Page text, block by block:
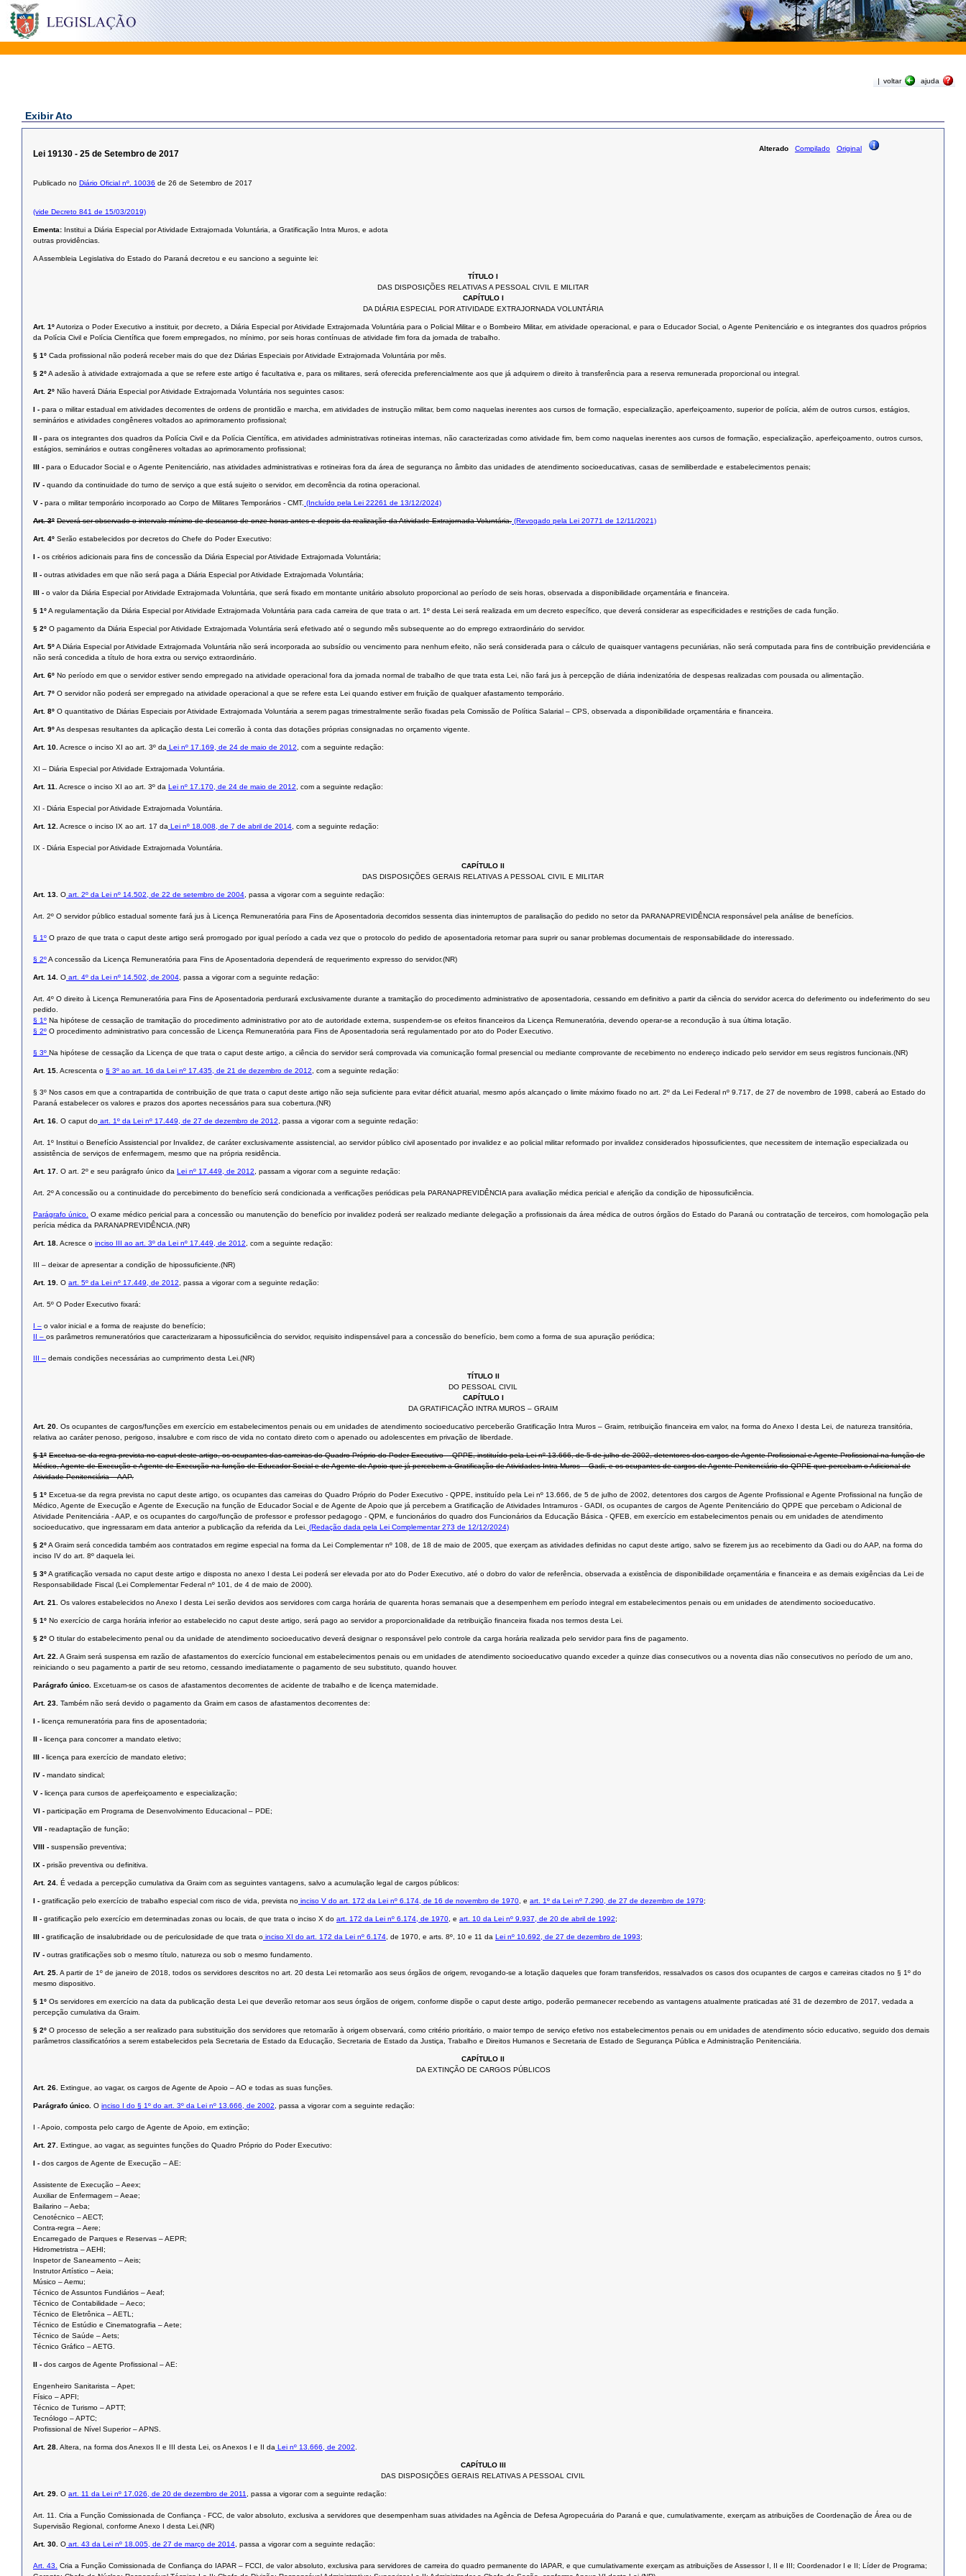
| voltar ajuda
Exibir Ato
Alterado Compilado Original
Lei 19130 - 25 de Setembro de 2017
Publicado no Diário Oficial nº. 10036 de 26 de Setembro de 2017
(vide Decreto 841 de 15/03/2019)
Ementa: Institui a Diária Especial por Atividade Extrajornada Voluntária, a Gratificação Intra Muros, e adota
outras providências.
A Assembleia Legislativa do Estado do Paraná decretou e eu sanciono a seguinte lei:
TÍTULO I
DAS DISPOSIÇÕES RELATIVAS A PESSOAL CIVIL E MILITAR
CAPÍTULO I
DA DIÁRIA ESPECIAL POR ATIVIDADE EXTRAJORNADA VOLUNTÁRIA
Art. 1ºAutoriza o Poder Executivo a instituir, por decreto, a Diária Especial por Atividade Extrajornada Voluntária para o Policial Militar e o Bombeiro Militar, em atividade operacional, e para o Educador Social, o Agente Penitenciário e os integrantes dos quadros próprios
da Polícia Civil e Polícia Científica que forem empregados, no mínimo, por seis horas contínuas de atividade fim fora da jornada de trabalho.
§ 1º Cada profissional não poderá receber mais do que dez Diárias Especiais por Atividade Extrajornada Voluntária por mês.
§ 2ºA adesão à atividade extrajornada a que se refere este artigo é facultativa e, para os militares, será oferecida preferencialmente aos que já adquirem o direito à transferência para a reserva remunerada proporcional ou integral.
Art. 2º Não haverá Diária Especial por Atividade Extrajornada Voluntária nos seguintes casos:
I - para o militar estadual em atividades decorrentes de ordens de prontidão e marcha, em atividades de instrução militar, bem como naquelas inerentes aos cursos de formação, especialização, aperfeiçoamento, superior de polícia, além de outros cursos, estágios,
seminários e atividades congêneres voltados ao aprimoramento profissional;
II - para os integrantes dos quadros da Polícia Civil e da Polícia Científica, em atividades administrativas rotineiras internas, não caracterizadas como atividade fim, bem como naquelas inerentes aos cursos de formação, especialização, aperfeiçoamento, outros cursos,
estágios, seminários e outras congêneres voltadas ao aprimoramento profissional;
III - para o Educador Social e o Agente Penitenciário, nas atividades administrativas e rotineiras fora da área de segurança no âmbito das unidades de atendimento socioeducativas, casas de semiliberdade e estabelecimentos penais;
IV - quando da continuidade do turno de serviço a que está sujeito o servidor, em decorrência da rotina operacional.
V - para o militar temporário incorporado ao Corpo de Militares Temporários - CMT. (Incluído pela Lei 22261 de 13/12/2024)
Art. 3º Deverá ser observado o intervalo mínimo de descanso de onze horas antes e depois da realização da Atividade Extrajornada Voluntária. (Revogado pela Lei 20771 de 12/11/2021)
Art. 4º Serão estabelecidos por decretos do Chefe do Poder Executivo:
I - os critérios adicionais para fins de concessão da Diária Especial por Atividade Extrajornada Voluntária;
II - outras atividades em que não será paga a Diária Especial por Atividade Extrajornada Voluntária;
III - o valor da Diária Especial por Atividade Extrajornada Voluntária, que será fixado em montante unitário absoluto proporcional ao período de seis horas, observada a disponibilidade orçamentária e financeira.
§ 1ºA regulamentação da Diária Especial por Atividade Extrajornada Voluntária para cada carreira de que trata o art. 1º desta Lei será realizada em um decreto específico, que deverá considerar as especificidades e restrições de cada função.
§ 2º O pagamento da Diária Especial por Atividade Extrajornada Voluntária será efetivado até o segundo mês subsequente ao do emprego extraordinário do servidor.
Art. 5ºA Diária Especial por Atividade Extrajornada Voluntária não será incorporada ao subsídio ou vencimento para nenhum efeito, não será considerada para o cálculo de quaisquer vantagens pecuniárias, não será computada para fins de contribuição previdenciária e
não será concedida a título de hora extra ou serviço extraordinário.
Art. 6º No período em que o servidor estiver sendo empregado na atividade operacional fora da jornada normal de trabalho de que trata esta Lei, não fará jus à percepção de diária indenizatória de despesas realizadas com pousada ou alimentação.
Art. 7º O servidor não poderá ser empregado na atividade operacional a que se refere esta Lei quando estiver em fruição de qualquer afastamento temporário.
Art. 8º O quantitativo de Diárias Especiais por Atividade Extrajornada Voluntária a serem pagas trimestralmente serão fixadas pela Comissão de Política Salarial – CPS, observada a disponibilidade orçamentária e financeira.
Art. 9ºAs despesas resultantes da aplicação desta Lei correrão à conta das dotações próprias consignadas no orçamento vigente.
Art. 10.Acresce o inciso XI ao art. 3º da Lei nº 17.169, de 24 de maio de 2012, com a seguinte redação:
XI – Diária Especial por Atividade Extrajornada Voluntária.
Art. 11.Acresce o inciso XI ao art. 3º da Lei nº 17.170, de 24 de maio de 2012, com a seguinte redação:
XI - Diária Especial por Atividade Extrajornada Voluntária.
Art. 12.Acresce o inciso IX ao art. 17 da Lei nº 18.008, de 7 de abril de 2014, com a seguinte redação:
IX - Diária Especial por Atividade Extrajornada Voluntária.
CAPÍTULO II
DAS DISPOSIÇÕES GERAIS RELATIVAS A PESSOAL CIVIL E MILITAR
Art. 13. O art. 2º da Lei nº 14.502, de 22 de setembro de 2004, passa a vigorar com a seguinte redação:
Art. 2º O servidor público estadual somente fará jus à Licença Remuneratória para Fins de Aposentadoria decorridos sessenta dias ininterruptos de paralisação do pedido no setor da PARANAPREVIDÊNCIA responsável pela análise de benefícios.
§ 1º O prazo de que trata o caput deste artigo será prorrogado por igual período a cada vez que o protocolo do pedido de aposentadoria retornar para suprir ou sanar problemas documentais de responsabilidade do interessado.
§ 2ºA concessão da Licença Remuneratória para Fins de Aposentadoria dependerá de requerimento expresso do servidor.(NR)
Art. 14. O art. 4º da Lei nº 14.502, de 2004, passa a vigorar com a seguinte redação:
Art. 4º O direito à Licença Remuneratória para Fins de Aposentadoria perdurará exclusivamente durante a tramitação do procedimento administrativo de aposentadoria, cessando em definitivo a partir da ciência do servidor acerca do deferimento ou indeferimento do seu
pedido.
§ 1º Na hipótese de cessação de tramitação do procedimento administrativo por ato de autoridade externa, suspendem-se os efeitos financeiros da Licença Remuneratória, devendo operar-se a recondução à sua última lotação.
§ 2º O procedimento administrativo para concessão de Licença Remuneratória para Fins de Aposentadoria será regulamentado por ato do Poder Executivo.
§ 3º Na hipótese de cessação da Licença de que trata o caput deste artigo, a ciência do servidor será comprovada via comunicação formal presencial ou mediante comprovante de recebimento no endereço indicado pelo servidor em seus registros funcionais.(NR)
Art. 15.Acrescenta o § 3º ao art. 16 da Lei nº 17.435, de 21 de dezembro de 2012, com a seguinte redação:
§ 3º Nos casos em que a contrapartida de contribuição de que trata o caput deste artigo não seja suficiente para evitar déficit atuarial, mesmo após alcançado o limite máximo fixado no art. 2º da Lei Federal nº 9.717, de 27 de novembro de 1998, caberá ao Estado do
Paraná estabelecer os valores e prazos dos aportes necessários para sua cobertura.(NR)
Art. 16. O caput do art. 1º da Lei nº 17.449, de 27 de dezembro de 2012, passa a vigorar com a seguinte redação:
Art. 1º Institui o Benefício Assistencial por Invalidez, de caráter exclusivamente assistencial, ao servidor público civil aposentado por invalidez e ao policial militar reformado por invalidez considerados hipossuficientes, que necessitem de internação especializada ou
assistência de serviços de enfermagem, mesmo que na própria residência.
Art. 17. O art. 2º e seu parágrafo único da Lei nº 17.449, de 2012, passam a vigorar com a seguinte redação:
Art. 2º A concessão ou a continuidade do percebimento do benefício será condicionada a verificações periódicas pela PARANAPREVIDÊNCIA para avaliação médica pericial e aferição da condição de hipossuficiência.
Parágrafo único. O exame médico pericial para a concessão ou manutenção do benefício por invalidez poderá ser realizado mediante delegação a profissionais da área médica de outros órgãos do Estado do Paraná ou contratação de terceiros, com homologação pela
perícia médica da PARANAPREVIDÊNCIA.(NR)
Art. 18.Acresce o inciso III ao art. 3º da Lei nº 17.449, de 2012, com a seguinte redação:
III – deixar de apresentar a condição de hipossuficiente.(NR)
Art. 19. O art. 5º da Lei nº 17.449, de 2012, passa a vigorar com a seguinte redação:
Art. 5º O Poder Executivo fixará:
I – o valor inicial e a forma de reajuste do benefício;
II – os parâmetros remuneratórios que caracterizaram a hipossuficiência do servidor, requisito indispensável para a concessão do benefício, bem como a forma de sua apuração periódica;
III – demais condições necessárias ao cumprimento desta Lei.(NR)
TÍTULO II
DO PESSOAL CIVIL
CAPÍTULO I
DA GRATIFICAÇÃO INTRA MUROS – GRAIM
Art. 20. Os ocupantes de cargos/funções em exercício em estabelecimentos penais ou em unidades de atendimento socioeducativo perceberão Gratificação Intra Muros – Graim, retribuição financeira em valor, na forma do Anexo I desta Lei, de natureza transitória,
relativa ao caráter penoso, perigoso, insalubre e com risco de vida no contato direto com o apenado ou adolescentes em privação de liberdade.
§ 1º Excetua-se da regra prevista no caput deste artigo, os ocupantes das carreiras do Quadro Próprio do Poder Executivo – QPPE, instituído pela Lei nº 13.666, de 5 de julho de 2002, detentores dos cargos de Agente Profissional e Agente Profissional na função de
Médico, Agente de Execução e Agente de Execução na função de Educador Social e de Agente de Apoio que já percebem a Gratificação de Atividades Intra Muros – Gadi, e os ocupantes de cargos de Agente Penitenciário do QPPE que percebam o Adicional de
Atividade Penitenciária – AAP.
§ 1º Excetua-se da regra prevista no caput deste artigo, os ocupantes das carreiras do Quadro Próprio do Poder Executivo - QPPE, instituído pela Lei nº 13.666, de 5 de julho de 2002, detentores dos cargos de Agente Profissional e Agente Profissional na função de
Médico, Agente de Execução e Agente de Execução na função de Educador Social e de Agente de Apoio que já percebem a Gratificação de Atividades Intramuros - GADI, os ocupantes de cargos de Agente Penitenciário do QPPE que percebam o Adicional de
Atividade Penitenciária - AAP, e os ocupantes do cargo/função de professor e professor pedagogo - QPM, e funcionários do quadro dos Funcionários da Educação Básica - QFEB, em exercício em estabelecimentos penais ou em unidades de atendimento
socioeducativo, que ingressaram em data anterior a publicação da referida da Lei. (Redação dada pela Lei Complementar 273 de 12/12/2024)
§ 2ºA Graim será concedida também aos contratados em regime especial na forma da Lei Complementar nº 108, de 18 de maio de 2005, que exerçam as atividades definidas no caput deste artigo, salvo se fizerem jus ao recebimento da Gadi ou do AAP, na forma do
inciso IV do art. 8º daquela lei.
§ 3ºA gratificação versada no caput deste artigo e disposta no anexo I desta Lei poderá ser elevada por ato do Poder Executivo, até o dobro do valor de referência, observada a existência de disponibilidade orçamentária e financeira e as demais exigências da Lei de
Responsabilidade Fiscal (Lei Complementar Federal nº 101, de 4 de maio de 2000).
Art. 21. Os valores estabelecidos no Anexo I desta Lei serão devidos aos servidores com carga horária de quarenta horas semanais que a desempenhem em período integral em estabelecimentos penais ou em unidades de atendimento socioeducativo.
§ 1º No exercício de carga horária inferior ao estabelecido no caput deste artigo, será pago ao servidor a proporcionalidade da retribuição financeira fixada nos termos desta Lei.
§ 2º O titular do estabelecimento penal ou da unidade de atendimento socioeducativo deverá designar o responsável pelo controle da carga horária realizada pelo servidor para fins de pagamento.
Art. 22.A Graim será suspensa em razão de afastamentos do exercício funcional em estabelecimentos penais ou em unidades de atendimento socioeducativo quando exceder a quinze dias consecutivos ou a noventa dias não consecutivos no período de um ano,
reiniciando o seu pagamento a partir de seu retorno, cessando imediatamente o pagamento de seu substituto, quando houver.
Parágrafo único. Excetuam-se os casos de afastamentos decorrentes de acidente de trabalho e de licença maternidade.
Art. 23. Também não será devido o pagamento da Graim em casos de afastamentos decorrentes de:
I - licença remuneratória para fins de aposentadoria;
II - licença para concorrer a mandato eletivo;
III - licença para exercício de mandato eletivo;
IV - mandato sindical;
V - licença para cursos de aperfeiçoamento e especialização;
VI - participação em Programa de Desenvolvimento Educacional – PDE;
VII - readaptação de função;
VIII - suspensão preventiva;
IX - prisão preventiva ou definitiva.
Art. 24. É vedada a percepção cumulativa da Graim com as seguintes vantagens, salvo a acumulação legal de cargos públicos:
I - gratificação pelo exercício de trabalho especial com risco de vida, prevista no inciso V do art. 172 da Lei nº 6.174, de 16 de novembro de 1970, e art. 1º da Lei nº 7.290, de 27 de dezembro de 1979;
II - gratificação pelo exercício em determinadas zonas ou locais, de que trata o inciso X do art. 172 da Lei nº 6.174, de 1970, e art. 10 da Lei nº 9.937, de 20 de abril de 1992;
III - gratificação de insalubridade ou de periculosidade de que trata o inciso XI do art. 172 da Lei nº 6.174, de 1970, e arts. 8º, 10 e 11 da Lei nº 10.692, de 27 de dezembro de 1993;
IV - outras gratificações sob o mesmo título, natureza ou sob o mesmo fundamento.
Art. 25.A partir de 1º de janeiro de 2018, todos os servidores descritos no art. 20 desta Lei retornarão aos seus órgãos de origem, revogando-se a lotação daqueles que foram transferidos, ressalvados os casos dos ocupantes de cargos e carreiras citados no § 1º do
mesmo dispositivo.
§ 1º Os servidores em exercício na data da publicação desta Lei que deverão retornar aos seus órgãos de origem, conforme dispõe o caput deste artigo, poderão permanecer recebendo as vantagens atualmente praticadas até 31 de dezembro de 2017, vedada a
percepção cumulativa da Graim.
§ 2º O processo de seleção a ser realizado para substituição dos servidores que retornarão à origem observará, como critério prioritário, o maior tempo de serviço efetivo nos estabelecimentos penais ou em unidades de atendimento sócio educativo, seguido dos demais
parâmetros classificatórios a serem estabelecidos pela Secretaria de Estado da Educação, Secretaria de Estado da Justiça, Trabalho e Direitos Humanos e Secretaria de Estado de Segurança Pública e Administração Penitenciária.
CAPÍTULO II
DA EXTINÇÃO DE CARGOS PÚBLICOS
Art. 26. Extingue, ao vagar, os cargos de Agente de Apoio – AO e todas as suas funções.
Parágrafo único. O inciso I do § 1º do art. 3º da Lei nº 13.666, de 2002, passa a vigorar com a seguinte redação:
I - Apoio, composta pelo cargo de Agente de Apoio, em extinção;
Art. 27. Extingue, ao vagar, as seguintes funções do Quadro Próprio do Poder Executivo:
I - dos cargos de Agente de Execução – AE:
Assistente de Execução – Aeex;
Auxiliar de Enfermagem – Aeae;
Bailarino – Aeba;
Cenotécnico – AECT;
Contra-regra – Aere;
Encarregado de Parques e Reservas – AEPR;
Hidrometristra – AEHI;
Inspetor de Saneamento – Aeis;
Instrutor Artístico – Aeia;
Músico – Aemu;
Técnico de Assuntos Fundiários – Aeaf;
Técnico de Contabilidade – Aeco;
Técnico de Eletrônica – AETL;
Técnico de Estúdio e Cinematografia – Aete;
Técnico de Saúde – Aets;
Técnico Gráfico – AETG.
II - dos cargos de Agente Profissional – AE:
Engenheiro Sanitarista – Apet;
Físico – APFI;
Técnico de Turismo – APTT;
Tecnólogo – APTC;
Profissional de Nível Superior – APNS.
Art. 28.Altera, na forma dos Anexos II e III desta Lei, os Anexos I e II da Lei nº 13.666, de 2002.
CAPÍTULO III
DAS DISPOSIÇÕES GERAIS RELATIVAS A PESSOAL CIVIL
Art. 29. O art. 11 da Lei nº 17.026, de 20 de dezembro de 2011, passa a vigorar com a seguinte redação:
Art. 11. Cria a Função Comissionada de Confiança - FCC, de valor absoluto, exclusiva a servidores que desempenham suas atividades na Agência de Defesa Agropecuária do Paraná e que, cumulativamente, exerçam as atribuições de Coordenação de Área ou de
Supervisão Regional, conforme Anexo I desta Lei.(NR)
Art. 30. O art. 43 da Lei nº 18.005, de 27 de março de 2014, passa a vigorar com a seguinte redação:
Art. 43. Cria a Função Comissionada de Confiança do IAPAR – FCCI, de valor absoluto, exclusiva para servidores de carreira do quadro permanente do IAPAR, e que cumulativamente exerçam as atribuições de Assessor I, II e III; Coordenador I e II; Líder de Programa;